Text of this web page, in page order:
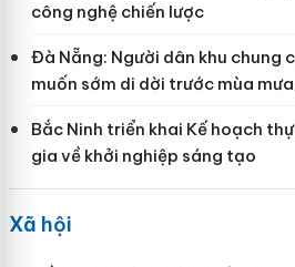
công nghệ chiến lược
Đà Nẵng: Người dân khu chung
muốn sớm di dời trước mùa
Bắc Ninh triển khai Kế hoạch
gia về khởi nghiệp sáng tạo
Xã hội